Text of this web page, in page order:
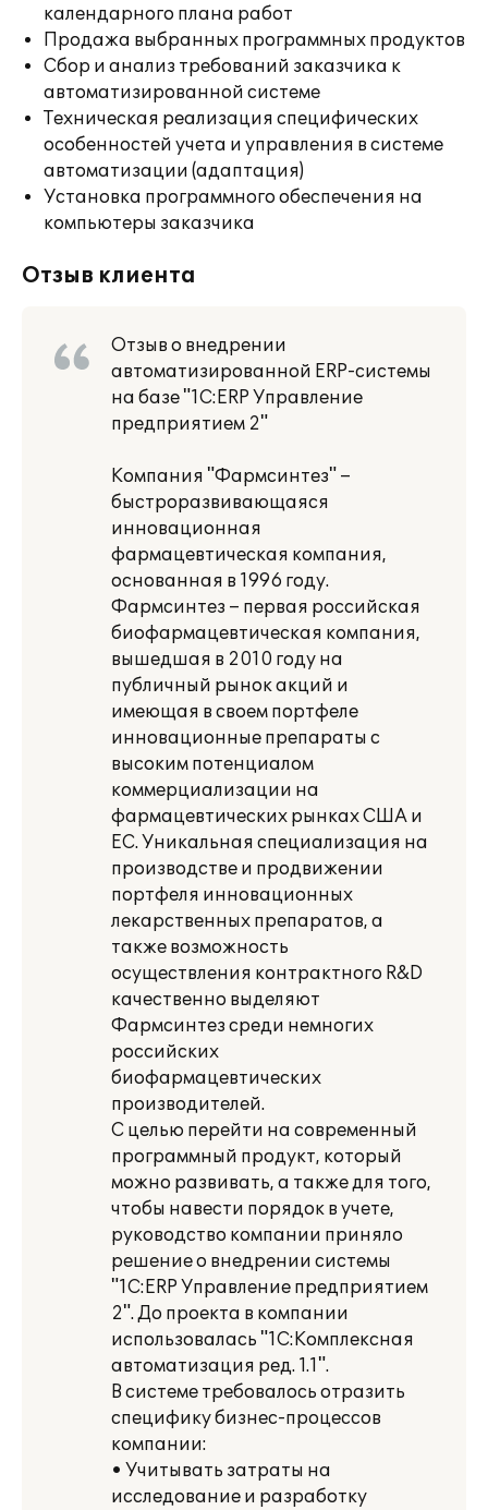
календарного плана работ
Продажа выбранных программных продуктов
Сбор и анализ требований заказчика к
автоматизированной системе
Техническая реализация специфических
особенностей учета и управления в системе
автоматизации (адаптация)
Установка программного обеспечения на
компьютеры заказчика
Отзыв клиента
Отзыв о внедрении
автоматизированной ERP-системы
на базе "1С:ERP Управление
предприятием 2"
Компания "Фармсинтез" –
быстроразвивающаяся
инновационная
фармацевтическая компания,
основанная в 1996 году.
Фармсинтез – первая российская
биофармацевтическая компания,
вышедшая в 2010 году на
публичный рынок акций и
имеющая в своем портфеле
инновационные препараты с
высоким потенциалом
коммерциализации на
фармацевтических рынках США и
ЕС. Уникальная специализация на
производстве и продвижении
портфеля инновационных
лекарственных препаратов, а
также возможность
осуществления контрактного R&D
качественно выделяют
Фармсинтез среди немногих
российских
биофармацевтических
производителей.
С целью перейти на современный
программный продукт, который
можно развивать, а также для того,
чтобы навести порядок в учете,
руководство компании приняло
решение о внедрении системы
"1С:ERP Управление предприятием
2". До проекта в компании
использовалась "1С:Комплексная
автоматизация ред. 1.1".
В системе требовалось отразить
специфику бизнес-процессов
компании:
• Учитывать затраты на
исследование и разработку